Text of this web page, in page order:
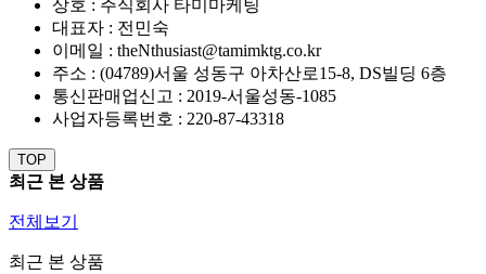
상호 : 주식회사 타미마케팅
대표자 : 전민숙
이메일 : theNthusiast@tamimktg.co.kr
주소 : (04789)서울 성동구 아차산로15-8, DS빌딩 6층
통신판매업신고 : 2019-서울성동-1085
사업자등록번호 : 220-87-43318
TOP
최근 본 상품
전체보기
최근 본 상품